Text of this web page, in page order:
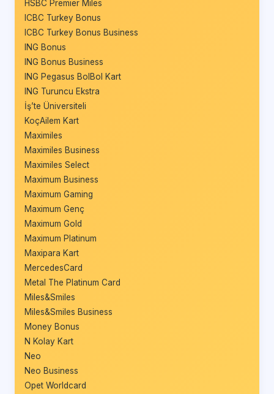
HSBC Premier Miles
ICBC Turkey Bonus
ICBC Turkey Bonus Business
ING Bonus
ING Bonus Business
ING Pegasus BolBol Kart
ING Turuncu Ekstra
İş’te Üniversiteli
KoçAilem Kart
Maximiles
Maximiles Business
Maximiles Select
Maximum Business
Maximum Gaming
Maximum Genç
Maximum Gold
Maximum Platinum
Maxipara Kart
MercedesCard
Metal The Platinum Card
Miles&Smiles
Miles&Smiles Business
Money Bonus
N Kolay Kart
Neo
Neo Business
Opet Worldcard